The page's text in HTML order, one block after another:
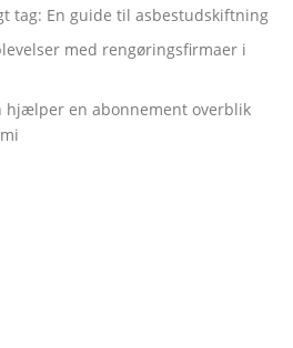
tag: En guide til asbestudskiftning
med rengøringsfirmaer i
hjælper en abonnement overblik